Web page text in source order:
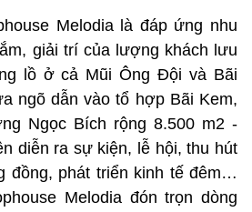
Melodia là đáp ứng nhu
giải trí của lượng khách lưu
lồ ở cả Mũi Ông Đội và Bãi
ngõ dẫn vào tổ hợp Bãi Kem,
Ngọc Bích rộng 8.500 m2 -
diễn ra sự kiện, lễ hội, thu hút
đồng, phát triển kinh tế đêm…
Melodia đón trọn dòng